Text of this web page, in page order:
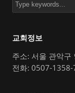
교회정보
주소: 서울 관악
전화: 0507-